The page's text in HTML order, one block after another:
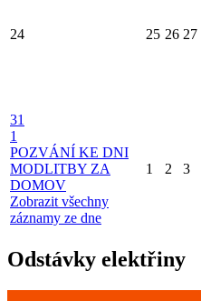
24 25 26 27
31
1
POZVÁNÍ KE DNI
MODLITBY ZA
DOMOV
Zobrazit všechny
záznamy ze dne
1 2 3
Odstávky elektřiny